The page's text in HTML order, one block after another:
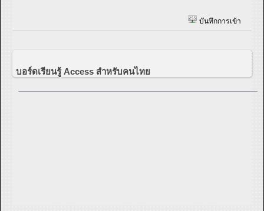
บันทึกการเข้า
บอร์ดเรียนรู้ Access สำหรับคนไทย